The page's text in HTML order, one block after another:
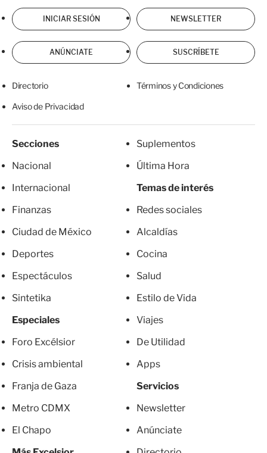
INICIAR SESIÓN NEWSLETTER
ANÚNCIATE SUSCRÍBETE
Directorio Términos y Condiciones
Aviso de Privacidad
Secciones
Nacional
Internacional
Finanzas
Ciudad de México
Deportes
Espectáculos
Sintetika
Especiales
Foro Excélsior
Crisis ambiental
Franja de Gaza
Metro CDMX
El Chapo
Suplementos
Última Hora
Temas de interés
Redes sociales
Alcaldías
Cocina
Salud
Estilo de Vida
Viajes
De Utilidad
Apps
Servicios
Newsletter
Anúnciate